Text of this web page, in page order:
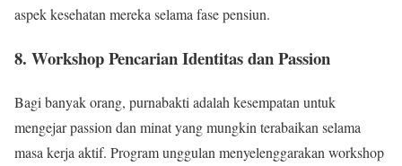
aspek kesehatan mereka selama fase pensiun.
8. Workshop Pencarian Identitas dan Passion
Bagi banyak orang, purnabakti adalah kesempatan untuk
mengejar passion dan minat yang mungkin terabaikan selama
masa kerja aktif. Program unggulan menyelenggarakan workshop